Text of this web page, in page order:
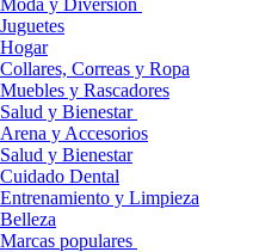
Moda y Diversión
Juguetes
Hogar
Collares, Correas y Ropa
Muebles y Rascadores
Salud y Bienestar
Arena y Accesorios
Salud y Bienestar
Cuidado Dental
Entrenamiento y Limpieza
Belleza
Marcas populares